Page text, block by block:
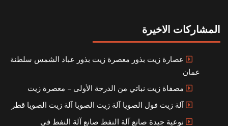
المشاركات الاخيرة
عصارة زيت بذور معصرة زيت بذور عباد الشمس سلطنة
عمان
مصفاة زيت نباتي من الدرجة الأولى – معصرة زيت
آلة زيت فول الصويا آلة زيت الصويا آلة زيت الصويا قطر
نوعية جيدة صانع آلة النفط صانع آلة النفط في